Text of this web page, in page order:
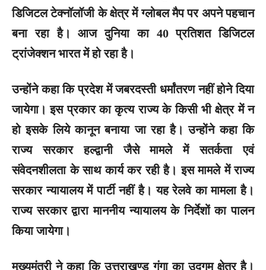
डिजिटल टेक्नॉलॉजी के क्षेत्र में ग्लोबल मैप पर अपने पहचान
बना रहा है। आज दुनिया का 40 प्रतिशत डिजिटल
ट्रांजेक्शन भारत में हो रहा है।
उन्होंने कहा कि प्रदेश में जबरदस्ती धर्मांतरण नहीं होने दिया
जायेगा। इस प्रकार का कृत्य राज्य के किसी भी क्षेत्र में न
हो इसके लिये कानून बनाया जा रहा है। उन्होंने कहा कि
राज्य सरकार हल्द्वानी जैसे मामले में सतर्कता एवं
संवेदनशीलता के साथ कार्य कर रही है। इस मामले में राज्य
सरकार न्यायालय में पार्टी नहीं है। यह रेलवे का मामला है।
राज्य सरकार द्वारा माननीय न्यायालय के निर्देशों का पालन
किया जायेगा।
मुख्यमंत्री ने कहा कि उत्तराखण्ड गंगा का उद्गम क्षेत्र है।